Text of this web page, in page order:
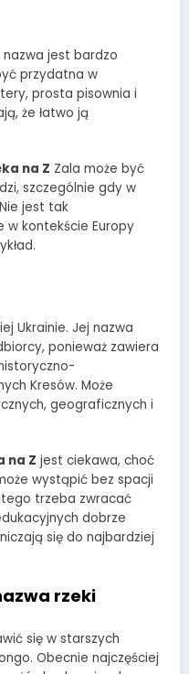
nazwa jest bardzo
przydatna w
prosta pisownia i
że łatwo ją
na Z Zala może być
szczególnie gdy w
jest tak
w kontekście Europy
Ukrainie. Jej nazwa
ponieważ zawiera
Kresów. Może
geograficznych i
na Z jest ciekawa, choć
wystąpić bez spacji
trzeba zwracać
dobrze
się do najbardziej
rzeki
się w starszych
Obecnie najczęściej